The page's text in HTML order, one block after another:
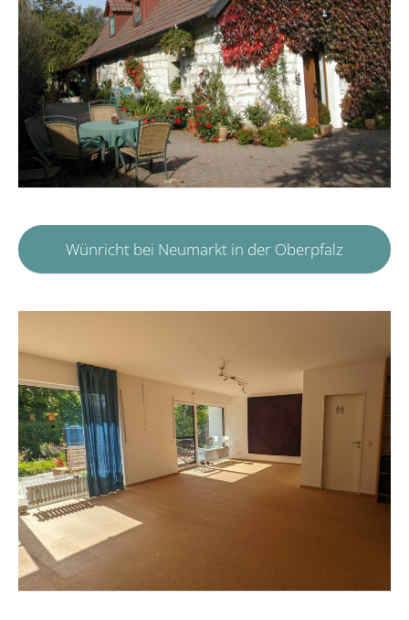
Wünricht bei Neumarkt in der Oberpfalz